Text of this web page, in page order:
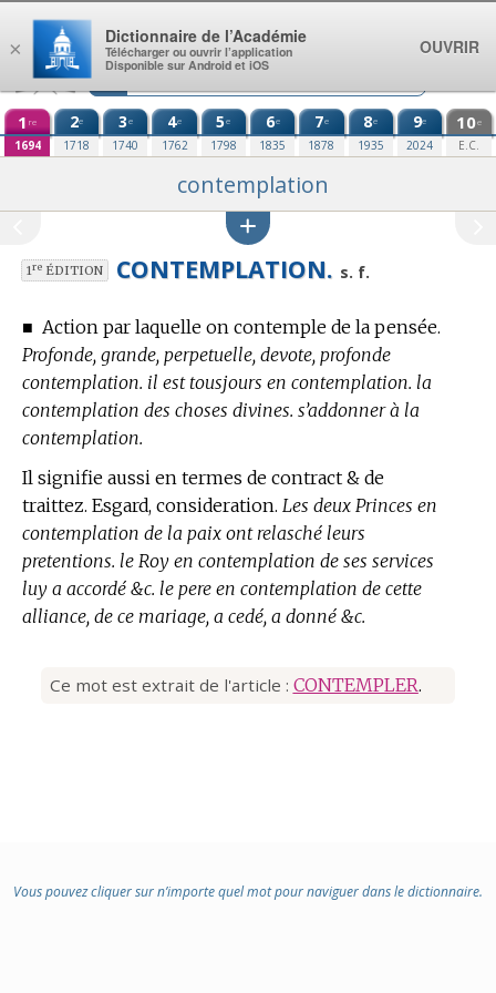
Aller au contenu
1 re
1694
2e
1718
3e
1740
4e
1762
5e
1798
6e
1835
7e
1878
8e
1935
9e
2024
10e
E.C.
contemplation
1reÉDITION CONTEMPLATION. s. f.
■ Action par laquelle on contemple de la pensée.
Profonde, grande, perpetuelle, devote, profonde
contemplation. il est tousjours en contemplation. la
contemplation des choses divines. s’addonner à la
contemplation.
Il signifie aussi en termes de contract & de
traittez. Esgard, consideration. Les deux Princes en
contemplation de la paix ont relasché leurs
pretentions. le Roy en contemplation de ses services
luy a accordé &c. le pere en contemplation de cette
alliance, de ce mariage, a cedé, a donné &c.
Ce mot est extrait de l'article : CONTEMPLER.
Vous pouvez cliquer sur n’importe quel mot pour naviguer dans le dictionnaire.
×
Dictionnaire de l’Académie
Télécharger ou ouvrir l’application
Disponible sur Android et iOS
OUVRIR